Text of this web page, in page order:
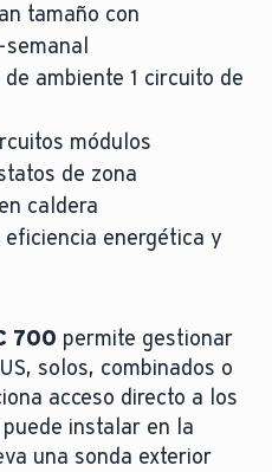
tamaño con
ambiente 1 circuito de
módulos
de zona
caldera
energética y
700 permite gestionar
solos, combinados o
acceso directo a los
instalar en la
una sonda exterior